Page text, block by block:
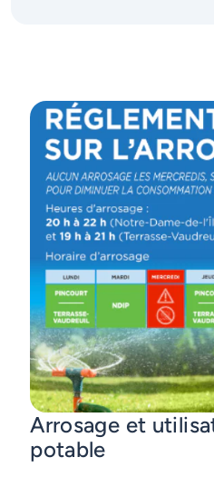
Arrosage et
potable